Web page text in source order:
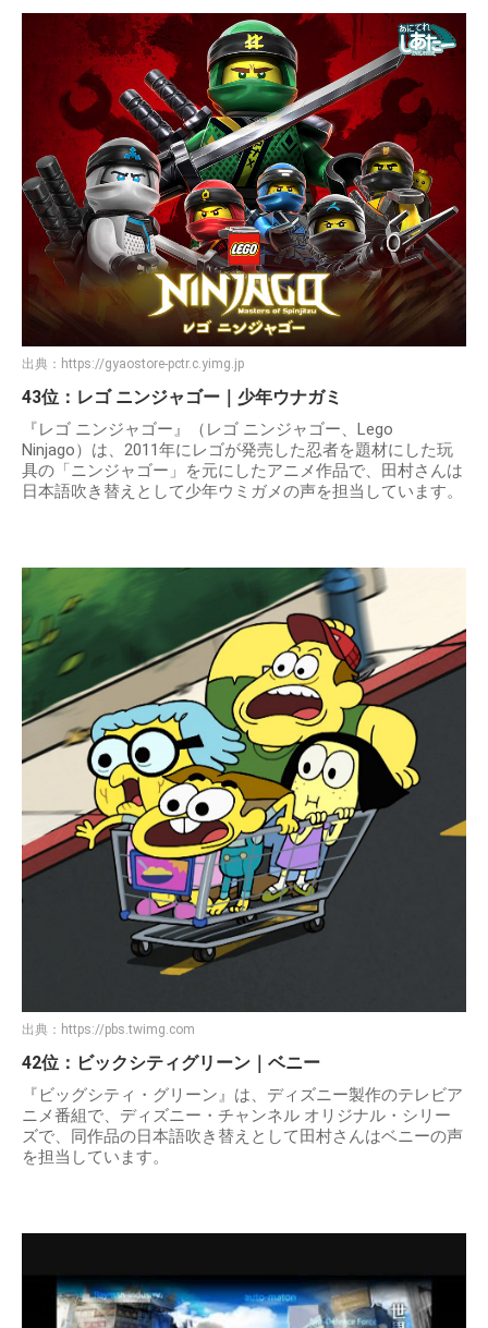
出典： https://gyaostore-pctr.c.yimg.jp
43位：レゴ ニンジャゴー｜少年ウナガミ
『レゴ ニンジャゴー』（レゴ ニンジャゴー、Lego
Ninjago）は、2011年にレゴが発売した忍者を題材にした玩
具の「ニンジャゴー」を元にしたアニメ作品で、田村さんは
日本語吹き替えとして少年ウミガメの声を担当しています。
出典： https://pbs.twimg.com
42位：ビックシティグリーン｜ベニー
『ビッグシティ・グリーン』は、ディズニー製作のテレビア
ニメ番組で、ディズニー・チャンネル オリジナル・シリー
ズで、同作品の日本語吹き替えとして田村さんはベニーの声
を担当しています。